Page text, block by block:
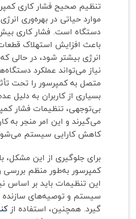
تنظیم صحیح فشار کاری
موارد حیاتی در بهره‌وری
دستگاه است. فشار کاری
باعث افزایش استهلاک
انرژی بیشتر شود، در حالی
نیاز می‌تواند عملکرد
متصل به کمپرسور را تحت
بسیاری از کاربران به دلیل
بی‌توجهی، تنظیمات فشار
می‌گیرند و این امر منجر به
کاهش کارایی سیستم
برای جلوگیری از این مشکل،
کمپرسور به‌طور منظم
این تنظیمات باید بر اساس
سیستم و توصیه‌های سازنده
گیرد. همچنین، استفاده از